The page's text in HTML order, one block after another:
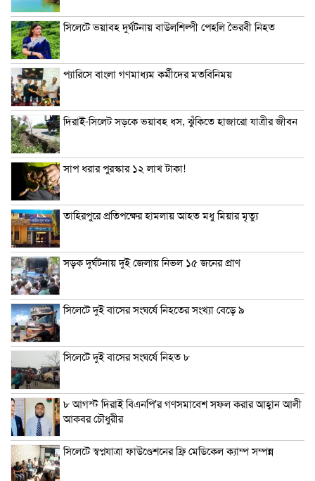
সিলেটে ভয়াবহ দুর্ঘটনায় বাউলশিল্পী পেহলি ভৈরবী নিহত
প্যারিসে বাংলা গণমাধ্যম কর্মীদের মতবিনিময়
দিরাই-সিলেট সড়কে ভয়াবহ ধস, ঝুঁকিতে হাজারো যাত্রীর জীবন
সাপ ধরার পুরস্কার ১২ লাখ টাকা!
তাহিরপুরে প্রতিপক্ষের হামলায় আহত মধু মিয়ার মৃত্যু
সড়ক দুর্ঘটনায় দুই জেলায় নিভল ১৫ জনের প্রাণ
সিলেটে দুই বাসের সংঘর্ষে নিহতের সংখ্যা বেড়ে ৯
সিলেটে দুই বাসের সংঘর্ষে নিহত ৮
৮ আগস্ট দিরাই বিএনপি’র গণসমাবেশ সফল করার আহ্বান আলী
আকবর চৌধুরীর
সিলেটে স্বপ্নযাত্রা ফাউণ্ডেশনের ফ্রি মেডিকেল ক্যাম্প সম্পন্ন